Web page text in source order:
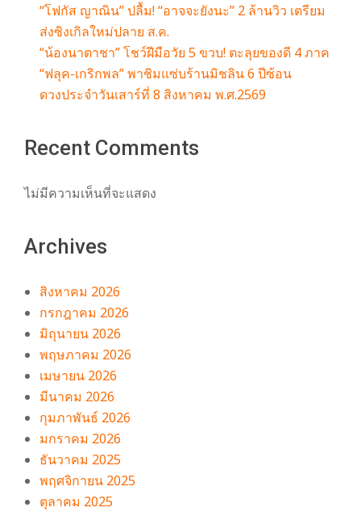
“โฟกัส ญาณิน” ปลื้ม! “อาจจะยังนะ” 2 ล้านวิว เตรียม
ส่งซิงเกิลใหม่ปลาย ส.ค.
“น้องนาตาชา” โชว์ฝีมือวัย 5 ขวบ! ตะลุยของดี 4 ภาค
“ฟลุค-เกริกพล” พาชิมแซ่บร้านมิชลิน 6 ปีซ้อน
ดวงประจำวันเสาร์ที่ 8 สิงหาคม พ.ศ.2569
Recent Comments
ไม่มีความเห็นที่จะแสดง
Archives
สิงหาคม 2026
กรกฎาคม 2026
มิถุนายน 2026
พฤษภาคม 2026
เมษายน 2026
มีนาคม 2026
กุมภาพันธ์ 2026
มกราคม 2026
ธันวาคม 2025
พฤศจิกายน 2025
ตุลาคม 2025